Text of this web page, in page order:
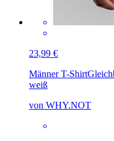
23,99 €
Männer T-Shirt
weiß
von WHY.NOT